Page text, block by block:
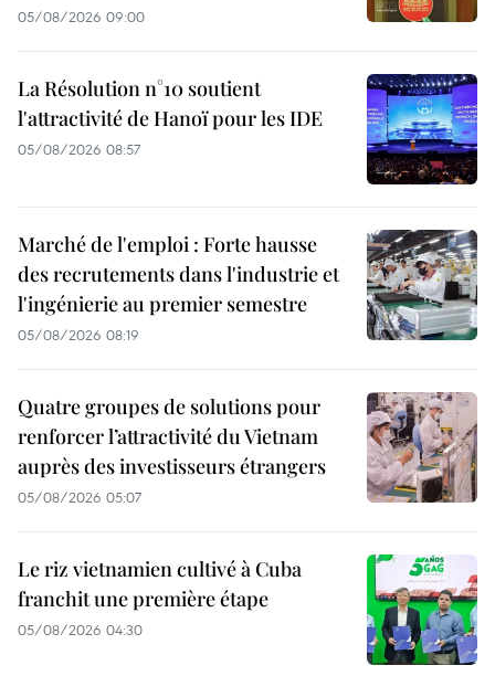
05/08/2026 09:00
La Résolution n°10 soutient
l'attractivité de Hanoï pour les IDE
05/08/2026 08:57
Marché de l'emploi : Forte hausse
des recrutements dans l'industrie et
l'ingénierie au premier semestre
05/08/2026 08:19
Quatre groupes de solutions pour
renforcer l’attractivité du Vietnam
auprès des investisseurs étrangers
05/08/2026 05:07
Le riz vietnamien cultivé à Cuba
franchit une première étape
05/08/2026 04:30